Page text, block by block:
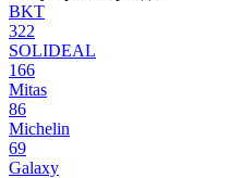
BKT
322
SOLIDEAL
166
Mitas
86
Michelin
69
Galaxy